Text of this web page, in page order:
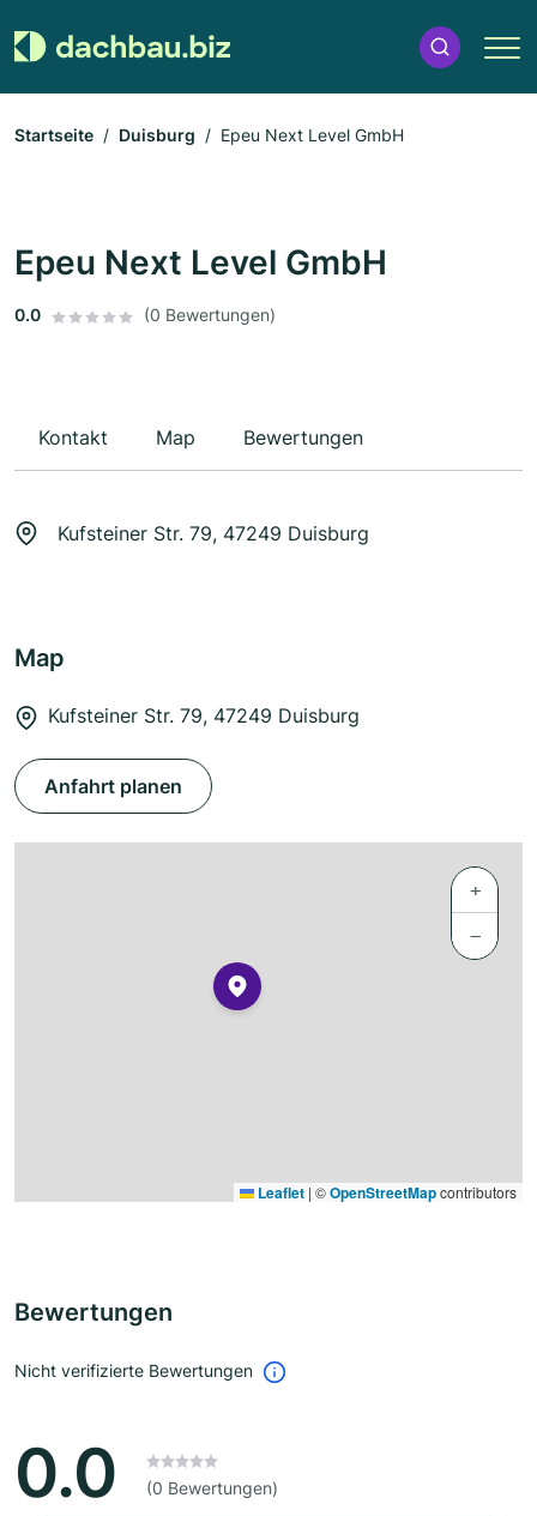
Startseite Duisburg Epeu Next Level GmbH
Epeu Next Level GmbH
0.0 (0 Bewertungen)
Kontakt Map Bewertungen
Kufsteiner Str. 79, 47249 Duisburg
Map
Kufsteiner Str. 79, 47249 Duisburg
Anfahrt planen
+
−
Leaflet | ©OpenStreetMapcontributors
Bewertungen
Nicht verifizierte Bewertungen
0.0 (0 Bewertungen)